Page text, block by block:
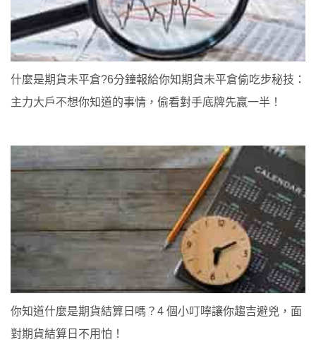
什麼是期貨未平倉?6分鐘報給你知期貨未平倉偷吃步秘技：
主力大戶不想你知道的事情，偷看對手底牌先贏一半！
你知道什麼是期貨結算日嗎？4 個小叮嚀讓你趨吉避兇，面
對期貨結算日不用怕！